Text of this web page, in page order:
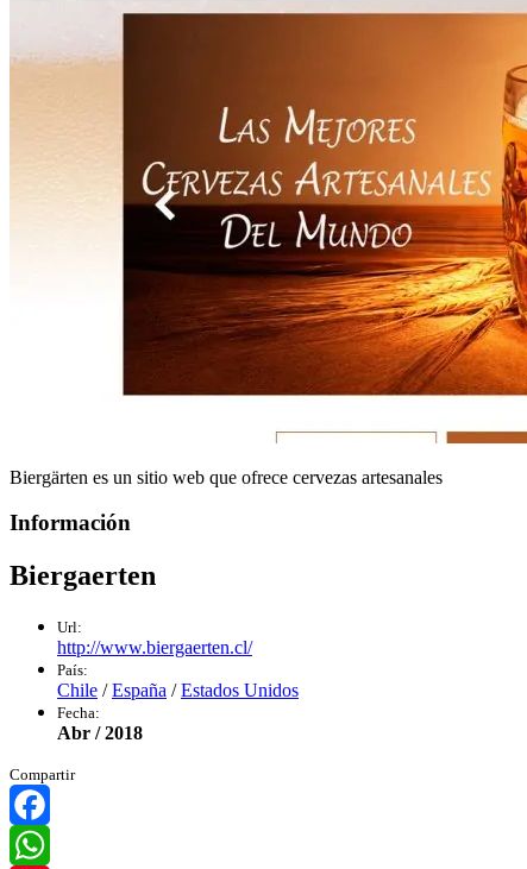
Biergärten es un sitio web que ofrece cervezas artesanales
Información
Biergaerten
Url:
http://www.biergaerten.cl/
País:
Chile /España /Estados Unidos
Fecha:
Abr / 2018
Compartir
Facebook